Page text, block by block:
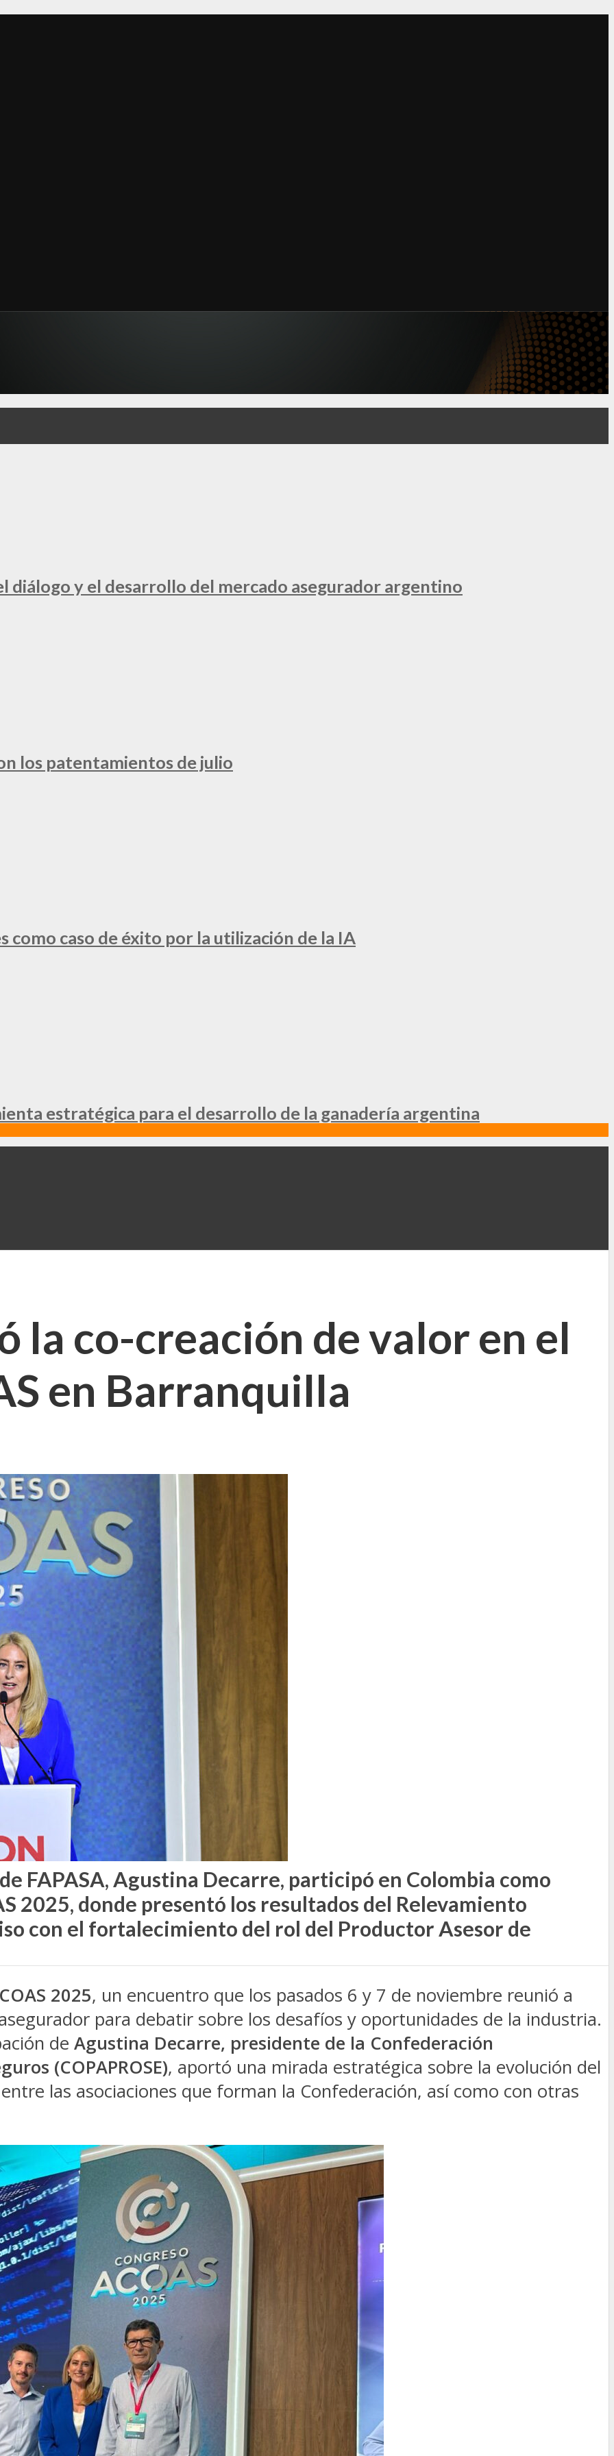
diálogo y el desarrollo del mercado asegurador argentino
los patentamientos de julio
como caso de éxito por la utilización de la IA
estratégica para el desarrollo de la ganadería argentina
la co-creación de valor en el
en Barranquilla
FAPASA, Agustina Decarre, participó en Colombia como
2025, donde presentó los resultados del Relevamiento
con el fortalecimiento del rol del Productor Asesor de
2025, un encuentro que los pasados 6 y 7 de noviembre reunió a
para debatir sobre los desafíos y oportunidades de la industria.
de Agustina Decarre, presidente de la Confederación
(COPAPROSE), aportó una mirada estratégica sobre la evolución del
las asociaciones que forman la Confederación, así como con otras